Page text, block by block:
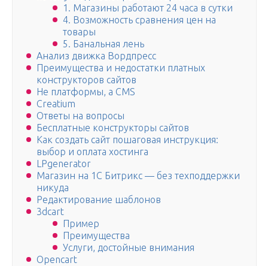
1. Магазины работают 24 часа в сутки
4. Возможность сравнения цен на
товары
5. Банальная лень
Анализ движка Вордпресс
Преимущества и недостатки платных
конструкторов сайтов
Не платформы, а CMS
Creatium
Ответы на вопросы
Бесплатные конструкторы сайтов
Как создать сайт пошаговая инструкция:
выбор и оплата хостинга
LPgenerator
Магазин на 1С Битрикс — без техподдержки
никуда
Редактирование шаблонов
3dcart
Пример
Преимущества
Услуги, достойные внимания
Opencart